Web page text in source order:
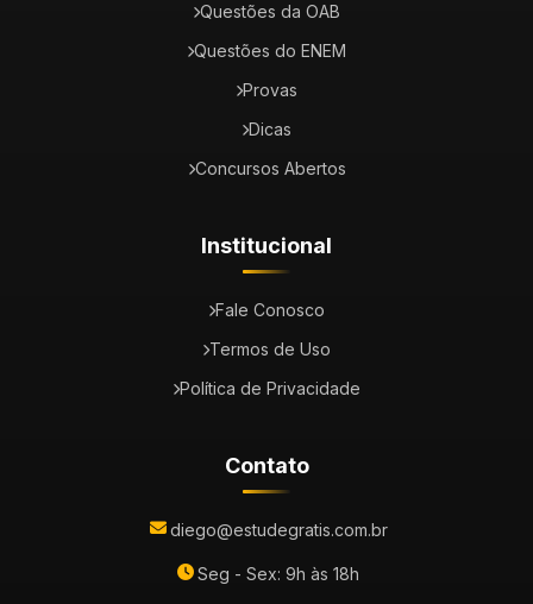
Questões da OAB
Questões do ENEM
Provas
Dicas
Concursos Abertos
Institucional
Fale Conosco
Termos de Uso
Política de Privacidade
Contato
diego@estudegratis.com.br
Seg - Sex: 9h às 18h